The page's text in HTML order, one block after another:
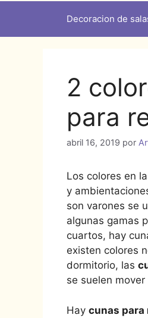
Decoracion de
2
para
abril 16, 2019 por
Los colores en
y
son varones se
algunas gamas
cuartos, hay
existen colores
dormitorio, las
se suelen
Hay cunas para